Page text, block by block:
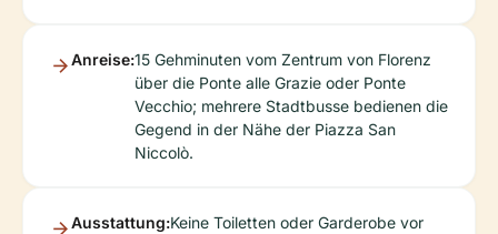
Anreise:15 Gehminuten vom Zentrum von Florenz
über die Ponte alle Grazie oder Ponte
Vecchio; mehrere Stadtbusse bedienen die
Gegend in der Nähe der Piazza San
Niccolò.
Ausstattung:Keine Toiletten oder Garderobe vor